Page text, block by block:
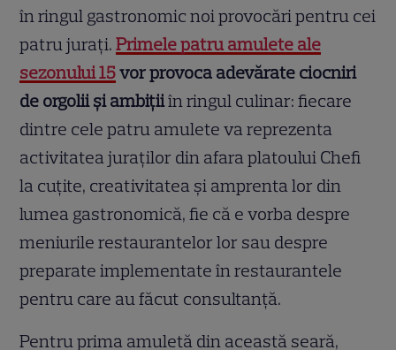
în ringul gastronomic noi provocări pentru cei
patru jurați.Primele patru amulete ale
sezonului 15vor provoca adevărate ciocniri
de orgolii și ambițiiîn ringul culinar: fiecare
dintre cele patru amulete va reprezenta
activitatea juraților din afara platoului Chefi
la cuțite, creativitatea și amprenta lor din
lumea gastronomică, fie că e vorba despre
meniurile restaurantelor lor sau despre
preparate implementate în restaurantele
pentru care au făcut consultanță.
Pentru prima amuletă din această seară,